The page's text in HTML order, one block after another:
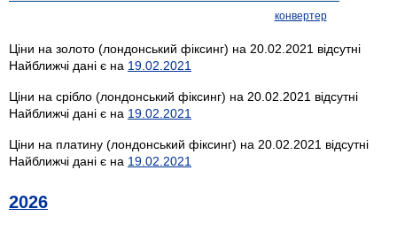
конвертер
Ціни на золото (лондонський фіксинг) на 20.02.2021 відсутні
Найближчі дані є на 19.02.2021
Ціни на срібло (лондонський фіксинг) на 20.02.2021 відсутні
Найближчі дані є на 19.02.2021
Ціни на платину (лондонський фіксинг) на 20.02.2021 відсутні
Найближчі дані є на 19.02.2021
2026